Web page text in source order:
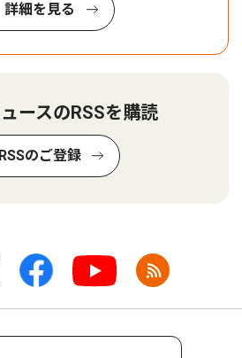
詳細を見る
ースのRSSを購読
RSSのご登録